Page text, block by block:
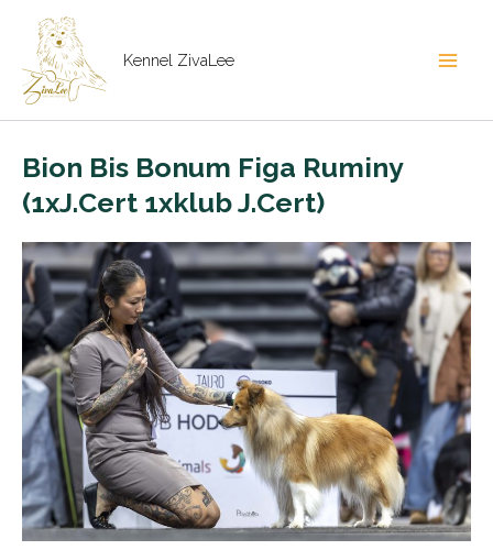
indholdet
Kennel ZivaLee
Bion Bis Bonum Figa Ruminy
(1xJ.Cert 1xklub J.Cert)